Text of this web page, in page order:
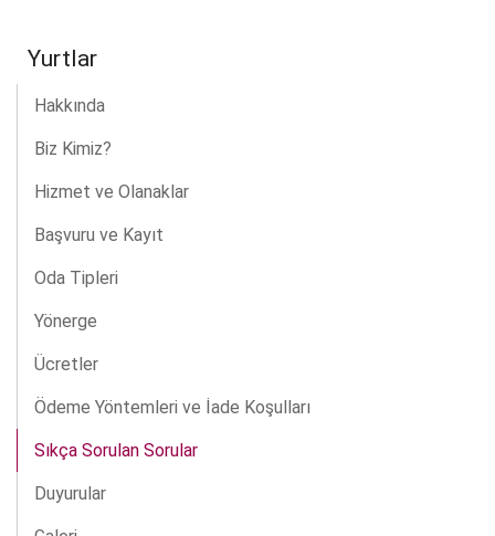
Yurtlar
Hakkında
Biz Kimiz?
Hizmet ve Olanaklar
Başvuru ve Kayıt
Oda Tipleri
Yönerge
Ücretler
Ödeme Yöntemleri ve İade Koşulları
Sıkça Sorulan Sorular
Duyurular